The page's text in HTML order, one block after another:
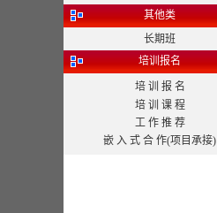
其他类
长期班
培训报名
培 训 报 名
培 训 课 程
工 作 推 荐
嵌 入 式 合 作(项目承接)